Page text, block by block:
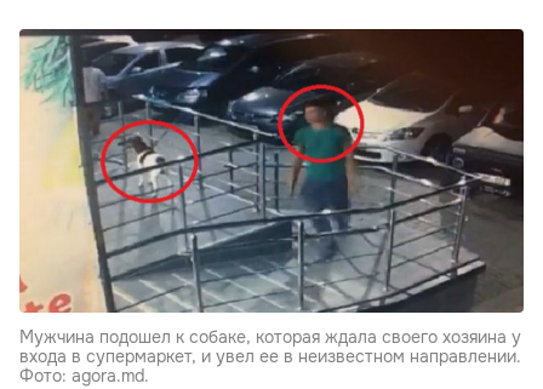
Мужчина подошел к собаке, которая ждала своего хозяина у
входа в супермаркет, и увел ее в неизвестном направлении.
Фото: agora.md.